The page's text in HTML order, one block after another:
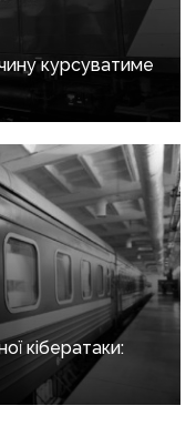
курсуватиме
кібератаки: